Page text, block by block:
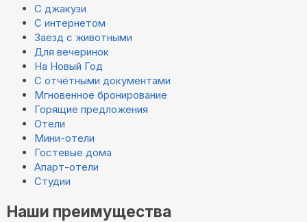
С джакузи
С интернетом
Заезд с животными
Для вечеринок
На Новый Год
С отчётными документами
Мгновенное бронирование
Горящие предложения
Отели
Мини-отели
Гостевые дома
Апарт-отели
Студии
Наши преимущества